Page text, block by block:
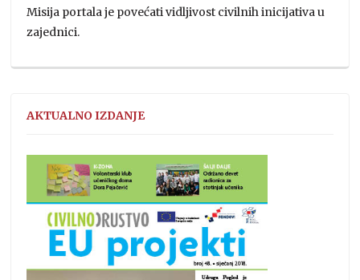
Misija portala je povećati vidljivost civilnih inicijativa u
zajednici.
AKTUALNO IZDANJE